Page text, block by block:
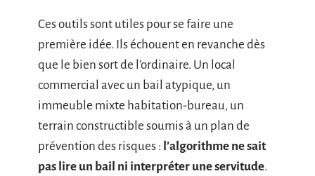
Ces outils sont utiles pour se faire une
première idée. Ils échouent en revanche dès
que le bien sort de l’ordinaire. Un local
commercial avec un bail atypique, un
immeuble mixte habitation-bureau, un
terrain constructible soumis à un plan de
prévention des risques : l’algorithme ne sait
pas lire un bail ni interpréter une servitude.